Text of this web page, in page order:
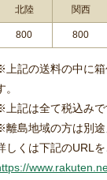
北陸 関西
800 800
上記の送料の中に箱
。
上記は全て税込みで
離島地域の方は別途
しくは下記のURLを